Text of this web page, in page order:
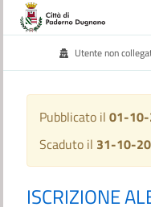
Utente non
Pubblicato il 01-
Scaduto il 31-10-
ISCRIZIONE